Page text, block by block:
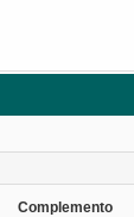
Complemento